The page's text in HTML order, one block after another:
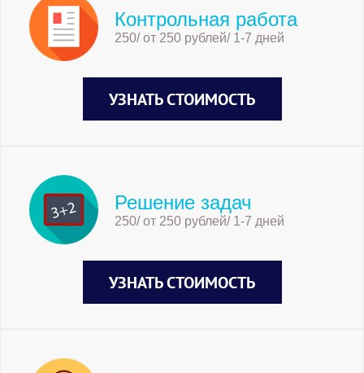
Контрольная работа
250/ от 250 рублей/ 1-7 дней
УЗНАТЬ СТОИМОСТЬ
Решение задач
250/ от 250 рублей/ 1-7 дней
УЗНАТЬ СТОИМОСТЬ